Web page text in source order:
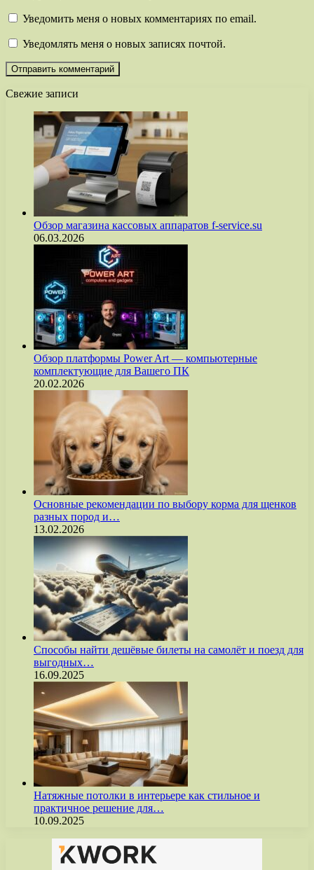
Уведомить меня о новых комментариях по email.
Уведомлять меня о новых записях почтой.
Свежие записи
Обзор магазина кассовых аппаратов f-service.su
06.03.2026
Обзор платформы Power Art — компьютерные
комплектующие для Вашего ПК
20.02.2026
Основные рекомендации по выбору корма для щенков
разных пород и…
13.02.2026
Способы найти дешёвые билеты на самолёт и поезд для
выгодных…
16.09.2025
Натяжные потолки в интерьере как стильное и
практичное решение для…
10.09.2025